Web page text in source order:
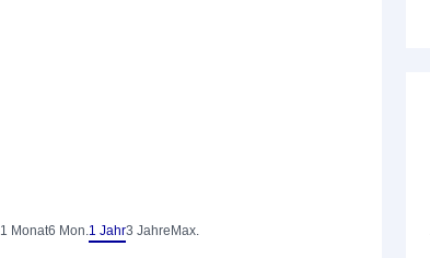
1 Monat6 Mon.1 Jahr3 Jahre Max.